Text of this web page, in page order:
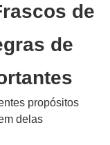
de
de
propósitos
delas